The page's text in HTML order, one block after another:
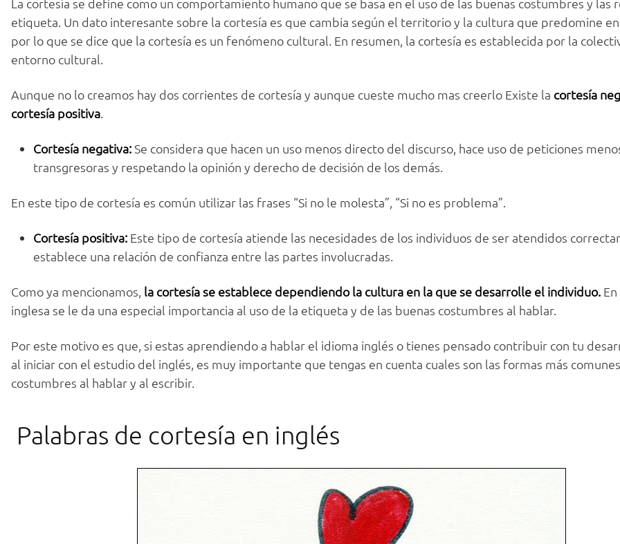
La cortesía se define como un comportamiento humano que se basa en el uso de las buenas costumbres y las
etiqueta. Un dato interesante sobre la cortesía es que cambia según el territorio y la cultura que predomine
por lo que se dice que la cortesía es un fenómeno cultural. En resumen, la cortesía es establecida por la
entorno cultural.
Aunque no lo creamos hay dos corrientes de cortesía y aunque cueste mucho mas creerlo Existe la cortesía
cortesía positiva.
Cortesía negativa:Se considera que hacen un uso menos directo del discurso, hace uso de peticiones
transgresoras y respetando la opinión y derecho de decisión de los demás.
En este tipo de cortesía es común utilizar las frases “Si no le molesta”, “Si no es problema”.
Cortesía positiva: Este tipo de cortesía atiende las necesidades de los individuos de ser atendidos
establece una relación de confianza entre las partes involucradas.
Como ya mencionamos, la cortesía se establece dependiendo la cultura en la que se desarrolle el individuo.
inglesa se le da una especial importancia al uso de la etiqueta y de las buenas costumbres al hablar.
Por este motivo es que, si estas aprendiendo a hablar el idioma inglés o tienes pensado contribuir con tu
al iniciar con el estudio del inglés, es muy importante que tengas en cuenta cuales son las formas más
costumbres al hablar y al escribir.
Palabras de cortesía en inglés